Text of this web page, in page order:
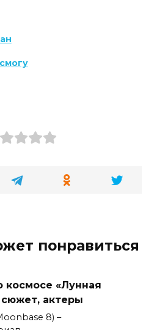
понравиться
космосе «Лунная
сюжет, актеры
8) –